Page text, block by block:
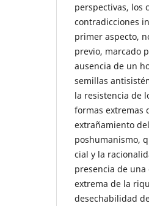
perspectivas, los
contradicciones
primer aspecto,
previo, marcado
ausencia de un
semillas
la resistencia de
formas extremas
extrañamiento
poshumanismo,
cial y la
presencia de
extrema de la
desechabilidad